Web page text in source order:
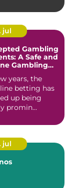
jul
Gambling
A Safe and
Gambling
years, the
betting has
up being
promin...
jul